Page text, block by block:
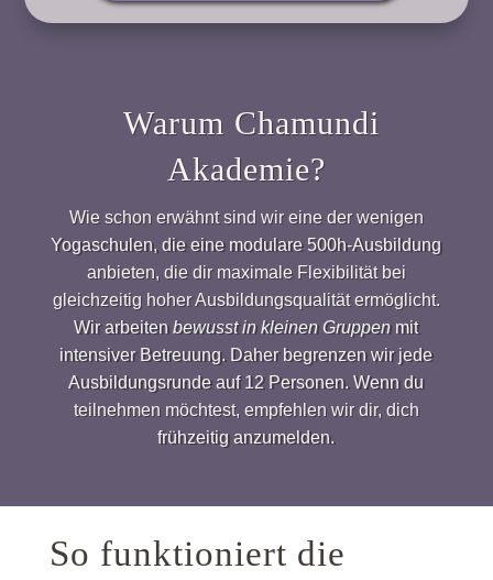
Warum Chamundi
Akademie?
Wie schon erwähnt sind wir eine der wenigen
Yogaschulen, die eine modulare 500h-Ausbildung
anbieten, die dir maximale Flexibilität bei
gleichzeitig hoher Ausbildungsqualität ermöglicht.
Wir arbeitenbewusst in kleinen Gruppenmit
intensiver Betreuung. Daher begrenzen wir jede
Ausbildungsrunde auf 12 Personen. Wenn du
teilnehmen möchtest, empfehlen wir dir, dich
frühzeitig anzumelden.
So funktioniert die